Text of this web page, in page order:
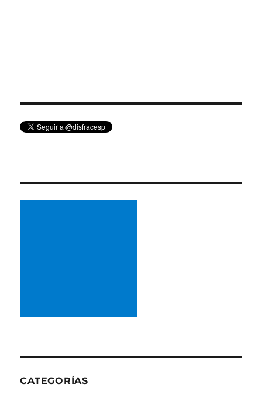
CATEGORÍAS